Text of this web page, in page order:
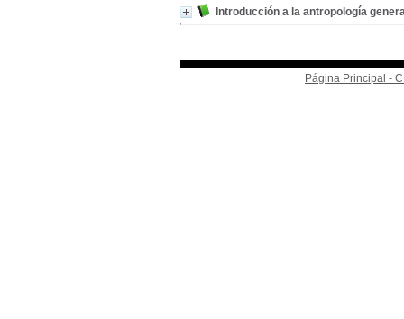
Introducción a la antropología
Página Principal -